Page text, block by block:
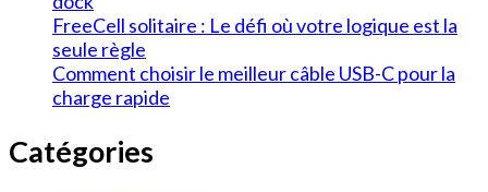
FreeCell solitaire : Le défi où votre logique est la
seule règle
Comment choisir le meilleur câble USB-C pour la
charge rapide
Catégories